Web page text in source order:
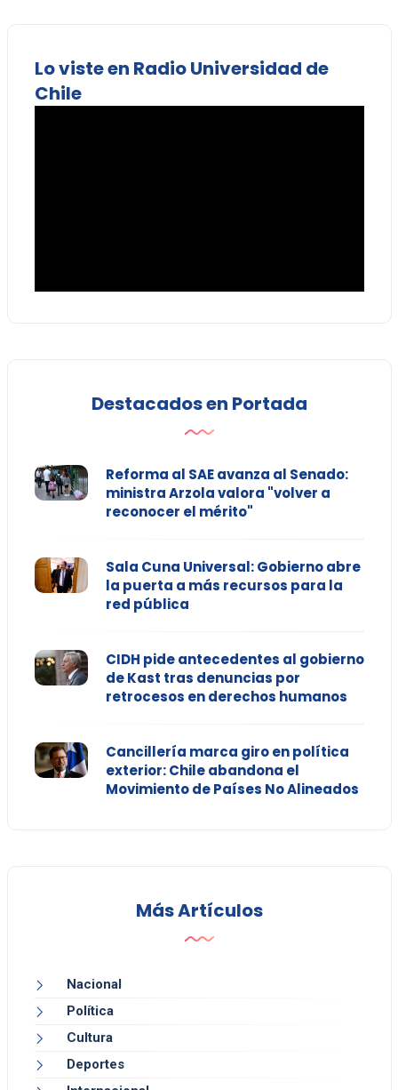
Lo viste en Radio Universidad de
Chile
Destacados en Portada
Reforma al SAE avanza al Senado:
ministra Arzola valora "volver a
reconocer el mérito"
Sala Cuna Universal: Gobierno abre
la puerta a más recursos para la
red pública
CIDH pide antecedentes al gobierno
de Kast tras denuncias por
retrocesos en derechos humanos
Cancillería marca giro en política
exterior: Chile abandona el
Movimiento de Países No Alineados
Más Artículos
Nacional
Política
Cultura
Deportes